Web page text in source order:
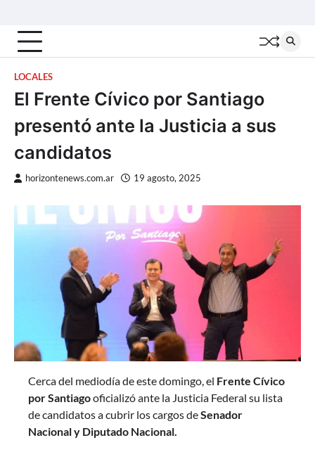
content
LOCALES
El Frente Cívico por Santiago
presentó ante la Justicia a sus
candidatos
horizontenews.com.ar 19 agosto, 2025
Cerca del mediodía de este domingo, el Frente Cívico
por Santiagooficializó ante la Justicia Federal su lista
de candidatos a cubrir los cargos deSenador
Nacional y Diputado Nacional.